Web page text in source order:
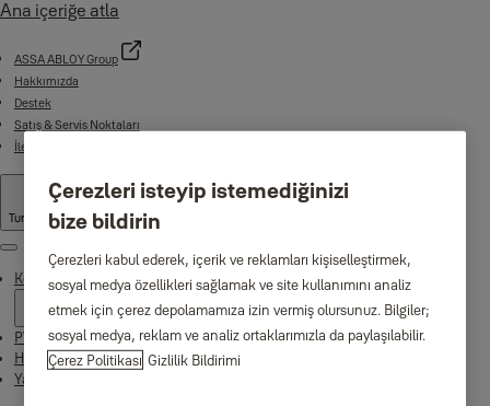
Ana içeriğe atla
ASSA ABLOY Group
Hakkımızda
Destek
Satış & Servis Noktaları
İletişim
Turkey Turkish
Menu
Konut ve İşyeri Ürünleri
PVC Kapı ve Pencere Ürünleri
Haberler
Yale Home app
Çerezleri isteyip istemediğinizi
bize bildirin
Çerezleri kabul ederek, içerik ve reklamları kişiselleştirmek,
sosyal medya özellikleri sağlamak ve site kullanımını analiz
etmek için çerez depolamamıza izin vermiş olursunuz. Bilgiler;
sosyal medya, reklam ve analiz ortaklarımızla da paylaşılabilir.
Çerez Politikası Gizlilik Bildirimi